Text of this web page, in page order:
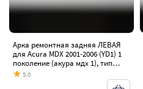
Арка ремонтная задняя ЛЕВАЯ
для Acura MDX 2001-2006 (YD1) 1
поколение (акура мдх 1), тип
кузова - кроссовера ,
оцинкованная ЦИНК сталь 0,8 мм
5.0